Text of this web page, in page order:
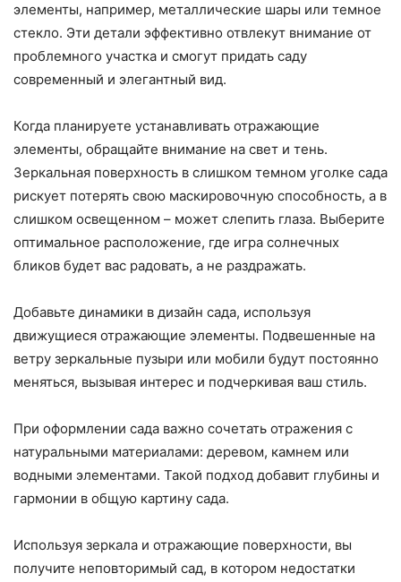
элементы, например, металлические шары или темное
стекло. Эти детали эффективно отвлекут внимание от
проблемного участка и смогут придать саду
современный и элегантный вид.
Когда планируете устанавливать отражающие
элементы, обращайте внимание на свет и тень.
Зеркальная поверхность в слишком темном уголке сада
рискует потерять свою маскировочную способность, а в
слишком освещенном – может слепить глаза. Выберите
оптимальное расположение, где игра солнечных
бликов будет вас радовать, а не раздражать.
Добавьте динамики в дизайн сада, используя
движущиеся отражающие элементы. Подвешенные на
ветру зеркальные пузыри или мобили будут постоянно
меняться, вызывая интерес и подчеркивая ваш стиль.
При оформлении сада важно сочетать отражения с
натуральными материалами: деревом, камнем или
водными элементами. Такой подход добавит глубины и
гармонии в общую картину сада.
Используя зеркала и отражающие поверхности, вы
получите неповторимый сад, в котором недостатки